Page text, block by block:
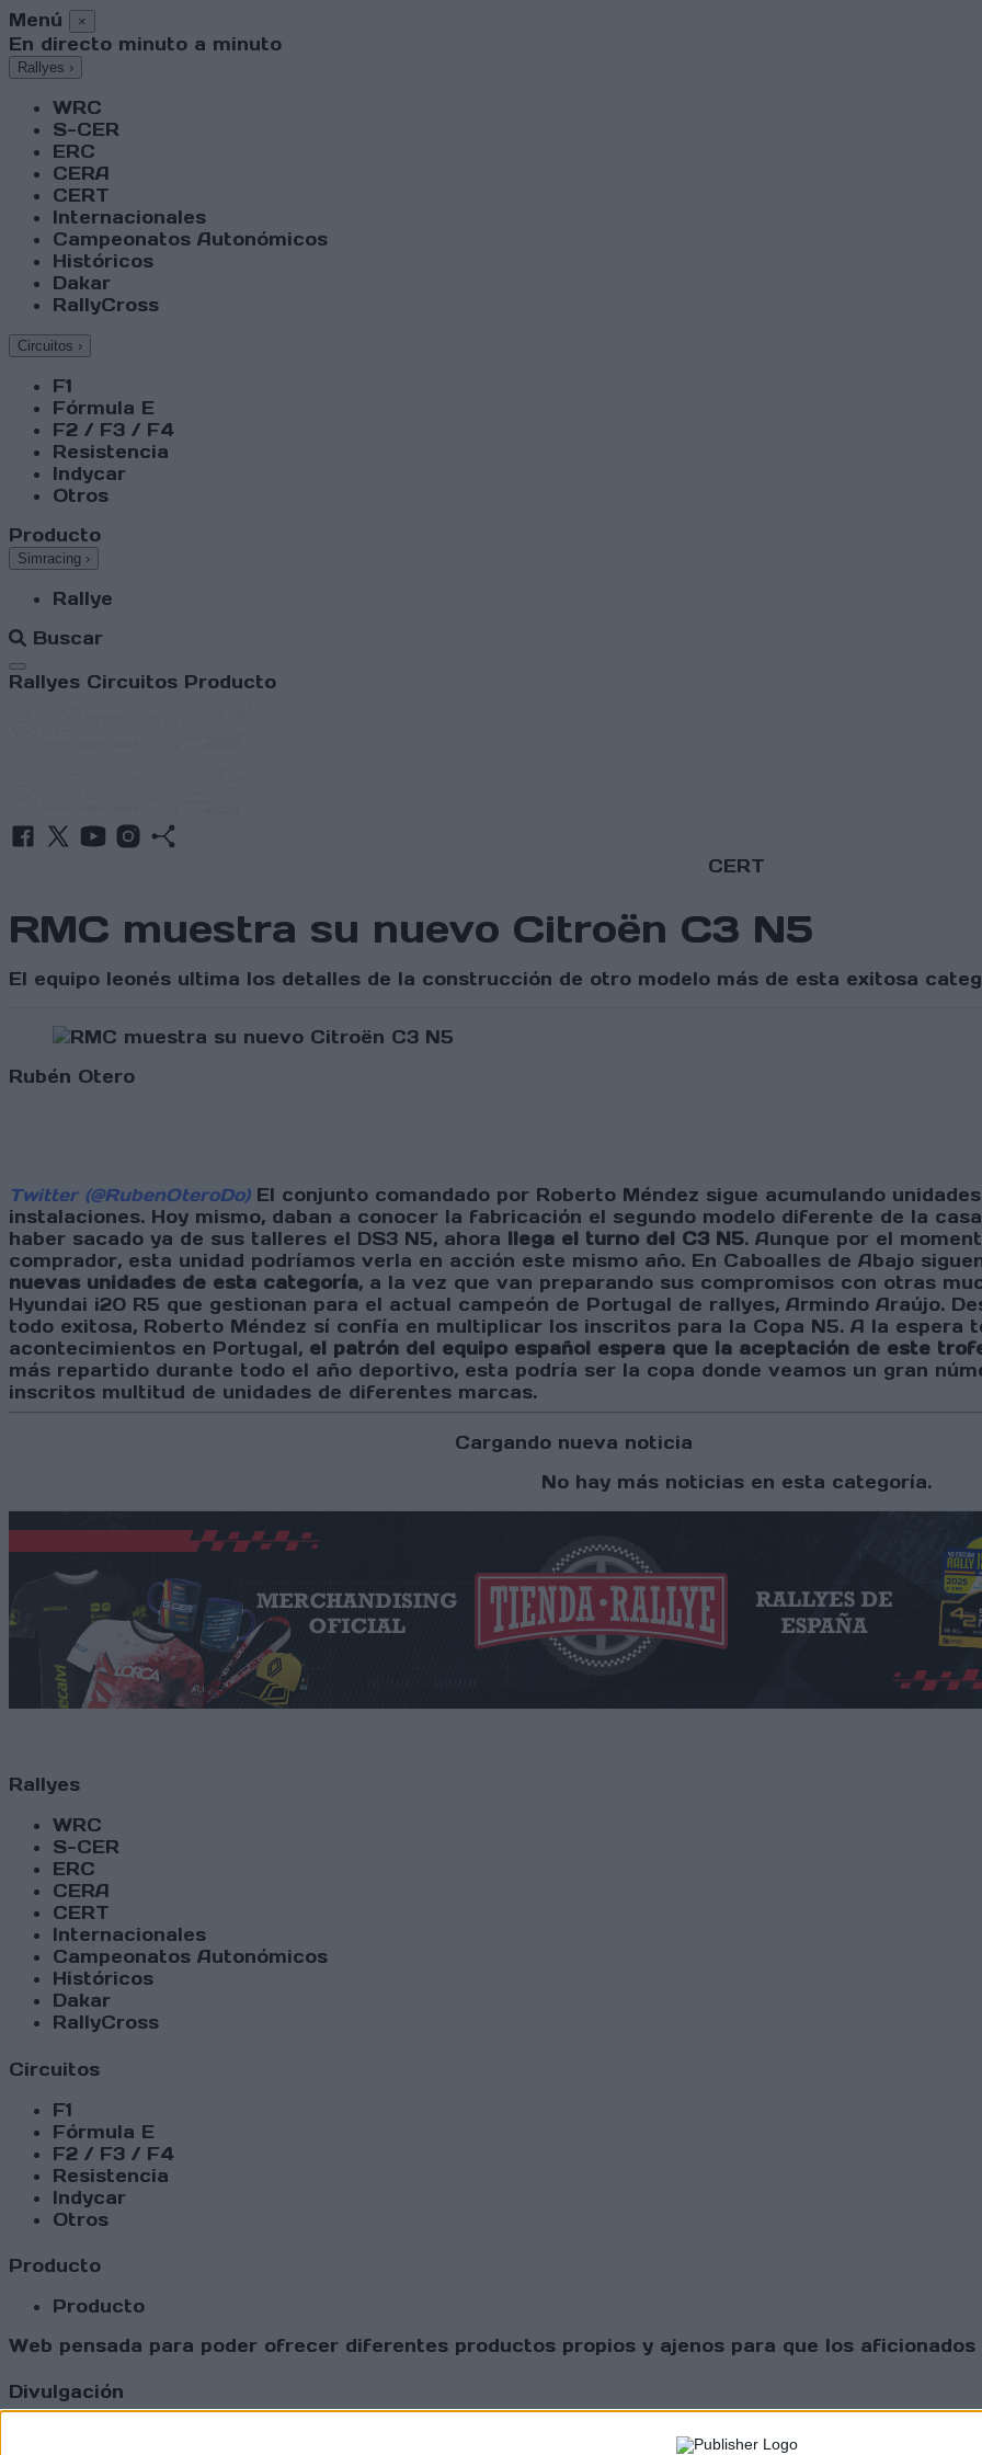
Menú ×
En directo minuto a minuto
Rallyes ›
WRC
S-CER
ERC
CERA
CERT
Internacionales
Campeonatos Autonómicos
Históricos
Dakar
RallyCross
Circuitos ›
F1
Fórmula E
F2 / F3 / F4
Resistencia
Indycar
Otros
Producto
Simracing ›
Rallye
Buscar
Abrir menú
Rallyes Circuitos Producto
CERT
RMC muestra su nuevo Citroën C3 N5
El equipo leonés ultima los detalles de la construcción de otro modelo más de esta exitosa
Rubén Otero
Twitter (@RubenOteroDo)El conjunto comandado por Roberto Méndez sigue acumulando
instalaciones. Hoy mismo, daban a conocer la fabricación el segundo modelo diferente de la
haber sacado ya de sus talleres el DS3 N5, ahora llega el turno del C3 N5. Aunque por el
comprador, esta unidad podríamos verla en acción este mismo año. En Caboalles de Abajo
nuevas unidades de esta categoría, a la vez que van preparando sus compromisos con otras
Hyundai i20 R5 que gestionan para el actual campeón de Portugal de rallyes, Armindo Araújo.
todo exitosa, Roberto Méndez sí confía en multiplicar los inscritos para la Copa N5. A la espera
acontecimientos en Portugal, el patrón del equipo español espera que la aceptación de este
más repartido durante todo el año deportivo, esta podría ser la copa donde veamos un gran
inscritos multitud de unidades de diferentes marcas.
Cargando nueva noticia
No hay más noticias en esta categoría.
Rallyes
WRC
S-CER
ERC
CERA
CERT
Internacionales
Campeonatos Autonómicos
Históricos
Dakar
RallyCross
Circuitos
F1
Fórmula E
F2 / F3 / F4
Resistencia
Indycar
Otros
Producto
Producto
Web pensada para poder ofrecer diferentes productos propios y ajenos para que los
Divulgación